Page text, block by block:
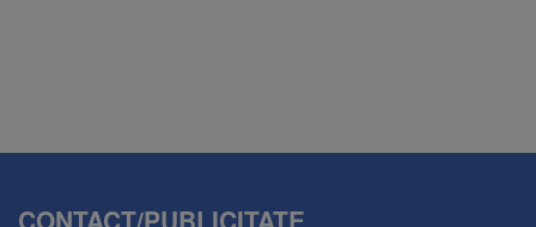
CONTACT/PUBLICITATE